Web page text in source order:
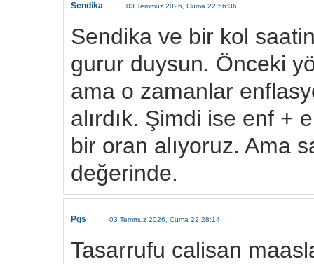
Sendika 03 Temmuz 2026, Cuma 22:56:36
Sendika ve bir kol
gurur duysun. Önceki
ama o zamanlar
alırdık. Şimdi ise enf +
bir oran alıyoruz. Ama
değerinde.
Pgs 03 Temmuz 2026, Cuma 22:28:14
Tasarrufu calisan